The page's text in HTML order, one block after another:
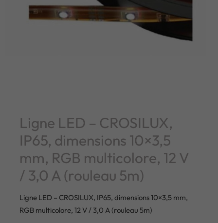
Ligne LED – CROSILUX,
IP65, dimensions 10×3,5
mm, RGB multicolore, 12 V
/ 3,0 A (rouleau 5m)
Ligne LED – CROSILUX, IP65, dimensions 10×3,5 mm,
RGB multicolore, 12 V / 3,0 A (rouleau 5m)